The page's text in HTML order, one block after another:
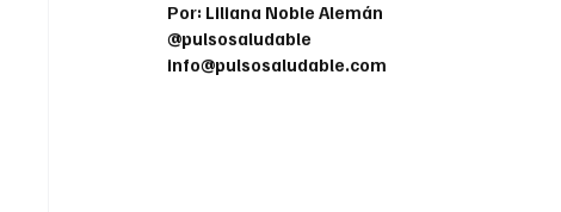
INTERNACIONAL GENERAL INTERNACIONAL SALUD
Por: Liliana Noble Alemán
@pulsosaludable
info@pulsosaludable.com